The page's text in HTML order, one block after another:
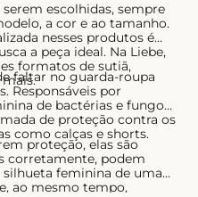
escolhidas, sempre
a cor e ao tamanho.
nesses produtos é
a peça ideal. Na Liebe,
formatos de sutiã,
faltar no guarda-roupa
Responsáveis por
de bactérias e fungos,
de proteção contra os
como calças e shorts.
proteção, elas são
corretamente, podem
feminina de uma
ao mesmo tempo,